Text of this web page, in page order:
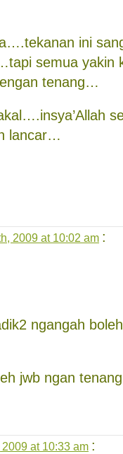
ini
semua yakin
tenang…
lancar…
2009 at 10:02 am :
ngangah
jwb ngan
at 10:33 am :